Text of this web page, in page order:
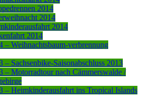
2014
2014
2014
2014
– Weihnachtsbaum-verbrennung
– Sachsenbike-Saisonabschluss 2013
– Motorradtour nach Cämmerswalde /
– Heimkinderausfahrt ins Tropical Islands